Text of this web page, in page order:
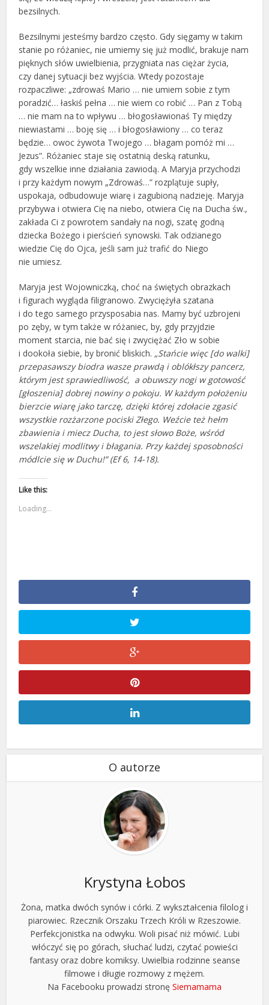
bezsilnych.
Bezsilnymi jesteśmy bardzo często. Gdy sięgamy w takim
stanie po różaniec, nie umiemy się już modlić, brakuje nam
pięknych słów uwielbienia, przygniata nas ciężar życia,
czy danej sytuacji bez wyjścia. Wtedy pozostaje
rozpaczliwe: „zdrowaś Mario … nie umiem sobie z tym
poradzić… łaskiś pełna … nie wiem co robić … Pan z Tobą
… nie mam na to wpływu … błogosławionaś Ty między
niewiastami … boję się … i błogosławiony … co teraz
będzie… owoc żywota Twojego … błagam pomóż mi …
Jezus”. Różaniec staje się ostatnią deską ratunku,
gdy wszelkie inne działania zawiodą. A Maryja przychodzi
i przy każdym nowym „Zdrowaś…” rozplątuje supły,
uspokaja, odbudowuje wiarę i zagubioną nadzieję. Maryja
przybywa i otwiera Cię na niebo, otwiera Cię na Ducha św.,
zakłada Ci z powrotem sandały na nogi, szatę godną
dziecka Bożego i pierścień synowski. Tak odzianego
wiedzie Cię do Ojca, jeśli sam już trafić do Niego
nie umiesz.
Maryja jest Wojowniczką, choć na świętych obrazkach
i figurach wygląda filigranowo. Zwyciężyła szatana
i do tego samego przysposabia nas. Mamy być uzbrojeni
po zęby, w tym także w różaniec, by, gdy przyjdzie
moment starcia, nie bać się i zwyciężać Zło w sobie
i dookoła siebie, by bronić bliskich. „Stańcie więc [do walki]
przepasawszy biodra wasze prawdą i oblókłszy pancerz,
którym jest sprawiedliwość, a obuwszy nogi w gotowość
[głoszenia] dobrej nowiny o pokoju. W każdym położeniu
bierzcie wiarę jako tarczę, dzięki której zdołacie zgasić
wszystkie rozżarzone pociski Złego. Weźcie też hełm
zbawienia i miecz Ducha, to jest słowo Boże, wśród
wszelakiej modlitwy i błagania. Przy każdej sposobności
módlcie się w Duchu!” (Ef 6, 14-18).
Like this:
Loading...
O autorze
Krystyna Łobos
Żona, matka dwóch synów i córki. Z wykształcenia filolog i
piarowiec. Rzecznik Orszaku Trzech Króli w Rzeszowie.
Perfekcjonistka na odwyku. Woli pisać niż mówić. Lubi
włóczyć się po górach, słuchać ludzi, czytać powieści
fantasy oraz dobre komiksy. Uwielbia rodzinne seanse
filmowe i długie rozmowy z mężem.
Na Facebooku prowadzi stronę Siemamama